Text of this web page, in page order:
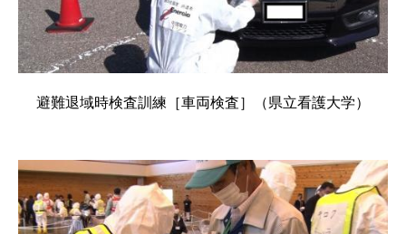
避難退域時検査訓練［車両検査］（県立看護大学）